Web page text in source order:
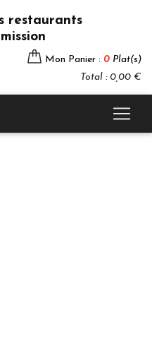
restaurants
Mon Panier : 0 Plat(s)
Total : 0,00 €